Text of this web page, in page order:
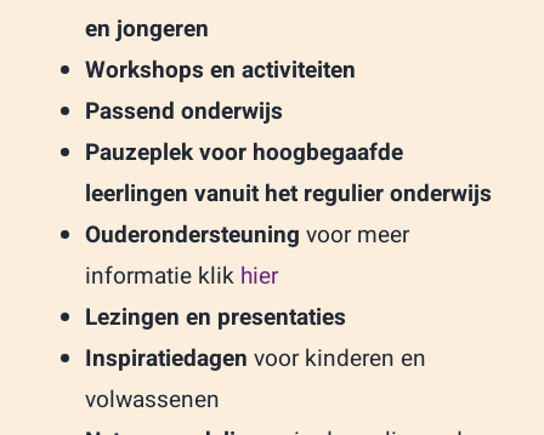
en jongeren
Workshops en activiteiten
Passend onderwijs
Pauzeplek voor hoogbegaafde
leerlingen vanuit het regulier onderwijs
Ouderondersteuning voor meer
informatie klik hier
Lezingen en presentaties
Inspiratiedagen voor kinderen en
volwassenen